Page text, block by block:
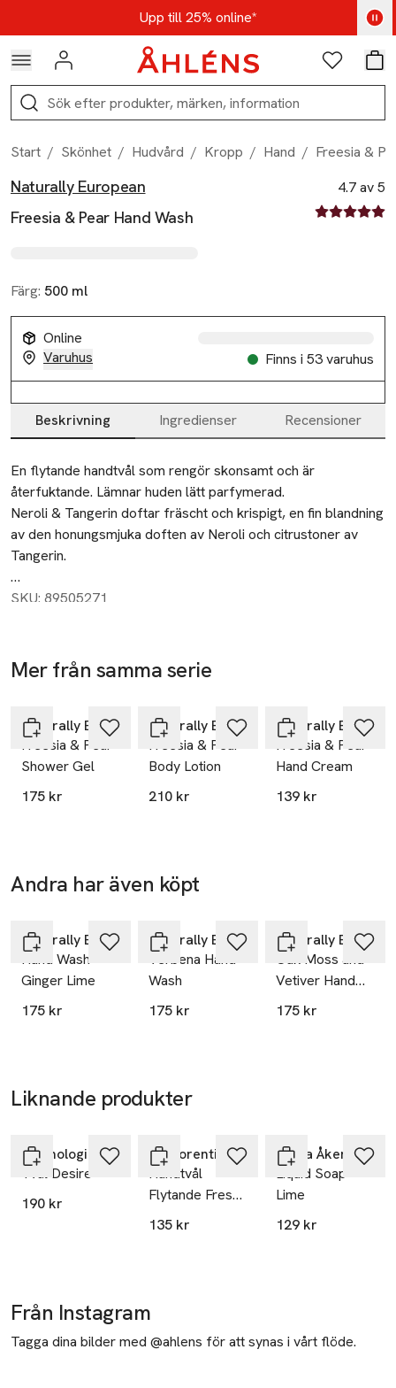
Hoppa till navigationsmenynUpp till 25% online*
Kod: AUG25 - Shoppa nu
Logga in Favoriter
Sök
Start / Skönhet / Hudvård / Kropp / Hand / Freesia &
Produktbilder
Hoppa över bildspelet
Naturally European
Freesia & Pear Hand Wash
4.7 av 5
4.7 av fem
Färg: 500 ml
Online
Varuhus
Finns i 53 varuhus
Produktinformation
Beskrivning Ingredienser Recensioner
Beskrivning
En flytande handtvål som rengör skonsamt och är
återfuktande. Lämnar huden lätt parfymerad.
Neroli & Tangerin doftar fräscht och krispigt, en fin blandning
av den honungsmjuka doften av Neroli och citrustoner av
Tangerin.
Produkten är Paraben- och SLS-fri med naturliga dofter.
SKU: 89505271
Mer från samma serie
Naturally European
Freesia & Pear
Shower Gel
175 kr
Naturally European
Freesia & Pear
Body Lotion
210 kr
Naturally European
Freesia & Pear
Hand Cream
139 kr
Andra har även köpt
Naturally European
Hand Wash
Ginger Lime
175 kr
Naturally European
Verbena Hand
Wash
175 kr
Naturally European
Oak Moss and
Vetiver Hand
Wash 500ml
175 kr
Liknande produkter
Washologi
Tvål Desire
190 kr
La Florentina
Handtvål
Flytande Fresh
Magnolia
135 kr
Maria Åkerberg
Liquid Soap
Lime
129 kr
Från Instagram
Tagga dina bilder med @ahlens för att synas i vårt flöde.